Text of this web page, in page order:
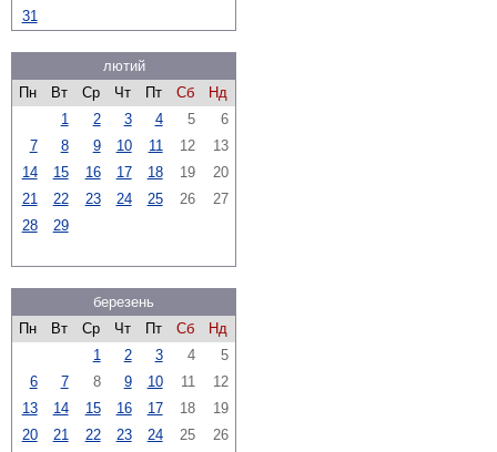
31
лютий
Пн
Вт Ср Чт Пт Сб
Нд
1
2 3 4 5
6
7
8 9 10 11 12
13
14
15 16 17 18 19
20
21
22 23 24 25 26
27
28
29
березень
Пн
Вт Ср Чт Пт Сб
Нд
1
2 3 4
5
6
7 8 9 10 11
12
13
14 15 16 17 18
19
20
21 22 23 24 25
26